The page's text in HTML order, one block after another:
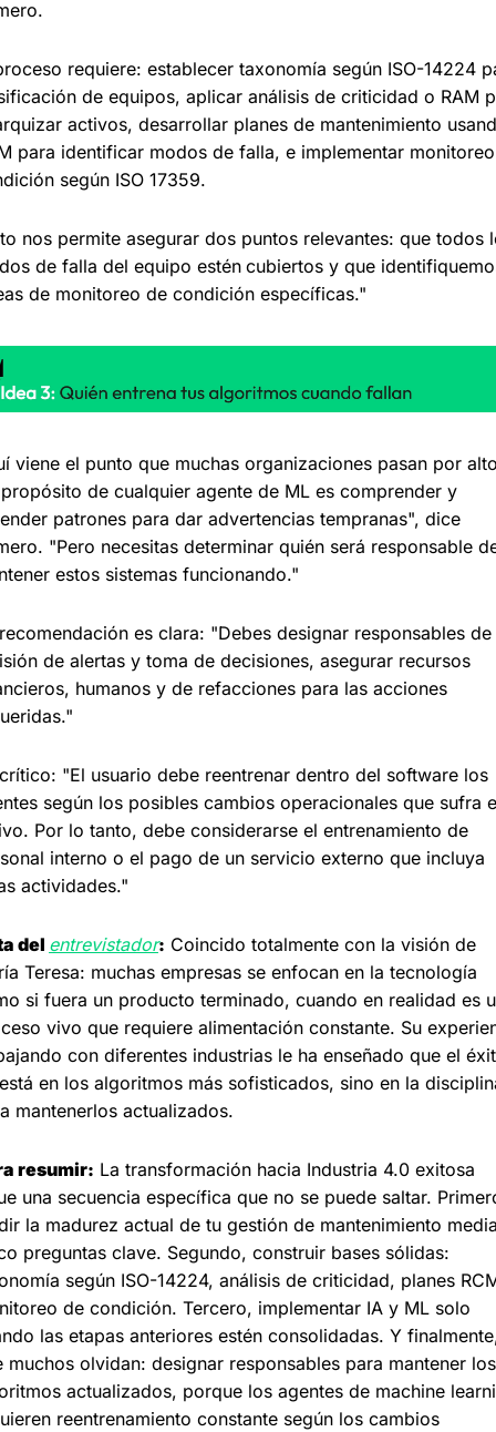
requiere: establecer taxonomía según ISO-14224
de equipos, aplicar análisis de criticidad o RAM
activos, desarrollar planes de mantenimiento
para identificar modos de falla, e implementar
según ISO 17359.
nos permite asegurar dos puntos relevantes: que todos
de falla del equipo estén cubiertos y que
de monitoreo de condición específicas."
viene el punto que muchas organizaciones pasan por
de cualquier agente de ML es comprender y
patrones para dar advertencias tempranas", dice
"Pero necesitas determinar quién será responsable
estos sistemas funcionando."
es clara: "Debes designar responsables de
de alertas y toma de decisiones, asegurar recursos
humanos y de refacciones para las acciones
"El usuario debe reentrenar dentro del software los
según los posibles cambios operacionales que sufra
Por lo tanto, debe considerarse el entrenamiento de
interno o el pago de un servicio externo que incluya
actividades."
del entrevistador: Coincido totalmente con la visión de
Teresa: muchas empresas se enfocan en la tecnología
si fuera un producto terminado, cuando en realidad es
vivo que requiere alimentación constante. Su
con diferentes industrias le ha enseñado que el
en los algoritmos más sofisticados, sino en la
mantenerlos actualizados.
resumir: La transformación hacia Industria 4.0 exitosa
una secuencia específica que no se puede saltar.
la madurez actual de tu gestión de mantenimiento
preguntas clave. Segundo, construir bases sólidas:
según ISO-14224, análisis de criticidad, planes
de condición. Tercero, implementar IA y ML solo
las etapas anteriores estén consolidadas. Y
muchos olvidan: designar responsables para mantener los
actualizados, porque los agentes de machine
reentrenamiento constante según los cambios